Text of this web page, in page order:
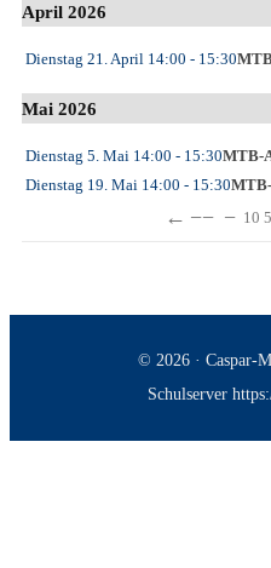
April 2026
Dienstag 21. April 14:00 - 15:30
Mai 2026
Dienstag 5. Mai 14:00 - 15:30MTB-
Dienstag 19. Mai 14:00 - 15:30
← −− − 10
© 2026 · Caspar-
Schulserver